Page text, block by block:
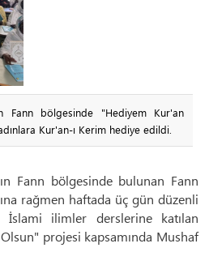
Fann bölgesinde "Hediyem Kur'an
Kur'an-ı Kerim hediye edildi.
Fann bölgesinde bulunan Fann
rağmen haftada üç gün düzenli
ilimler derslerine katılan
projesi kapsamında Mushaf